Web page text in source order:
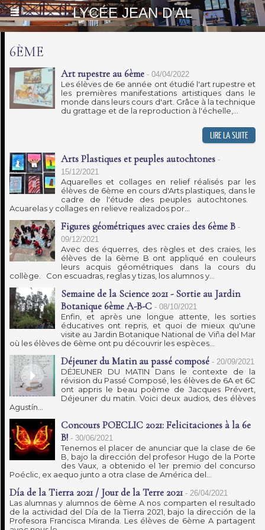
LYCÉE JEAN D'AL
6ÈME
Art rupestre au 6ème - 04/04/2022
Les élèves de 6e année ont étudié l'art rupestre et
les premières manifestations artistiques dans le
monde dans leurs cours d'art. Grâce à la technique
du grattage et de la reproduction à l'échelle,...
Arts Plastiques et peuples autochtones -
15/12/2021
Aquarelles et collages en relief réalisés par les
élèves de 6ème en cours d'Arts plastiques, dans le
cadre de l'étude des peuples autochtones.
Acuarelas y collages en relieve realizados por...
Figures géométriques avec craies des 6ème B -
09/12/2021
Avec des équerres, des règles et des craies, les
élèves de la 6ème B ont appliqué en couleurs
leurs acquis géométriques dans la cours du
collège. Con escuadras, reglas y tizas, los alumnos y...
Semaine de la Science 2021 - Sortie au Jardin
Botanique 6ème A-B-C - 08/10/2021
Enfin, et après une longue attente, les sorties
éducatives ont repris, et quoi de mieux qu'une
visite au Jardin Botanique National de Viña del Mar
où les élèves de 6ème ont pu découvrir les espèces...
Déjeuner du Matin au passé composé - 20/09/2021
DÉJEUNER DU MATIN Dans le contexte de la
révision du Passé Composé, les élèves de 6A et 6C
ont appris le beau poème de Jacques Prévert,
Déjeuner du matin. Voici deux audios, des élèves
Agustín...
Concours POECLIC 2021: Felicitaciones à la 6e
B! - 30/06/2021
Tenemos el placer de anunciar que la clase de 6e
B, bajo la dirección del profesor Hugo de la Porte
des Vaux, a obtenido el 1er premio del concurso
Poéclic, ex aequo junto a otra clase de América del...
Día de la Tierra 2021 / Jour de la Terre 2021 - 26/04/2021
Las alumnas y alumnos de 6ème A nos comparten el resultado
de la actividad del Día de la Tierra 2021, bajo la dirección de la
Profesora Francisca Miranda. Les élèves de 6ème A partagent